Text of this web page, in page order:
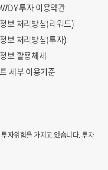
투자 이용약관
보 처리방침(리워드)
보 처리방침(투자)
보 활용체제
세부 이용기준
자위험을 가지고 있습니다.투자